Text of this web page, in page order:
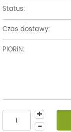
Status:
Czas dostawy:
PIORiN: